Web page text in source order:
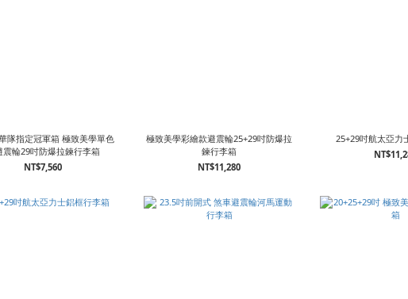
隊指定冠軍箱 極致美學單色
震輪29吋防爆拉鍊行李箱
NT$7,560
極致美學彩繪款避震輪25+29吋防爆拉
鍊行李箱
NT$11,280
25+29吋航太亞力